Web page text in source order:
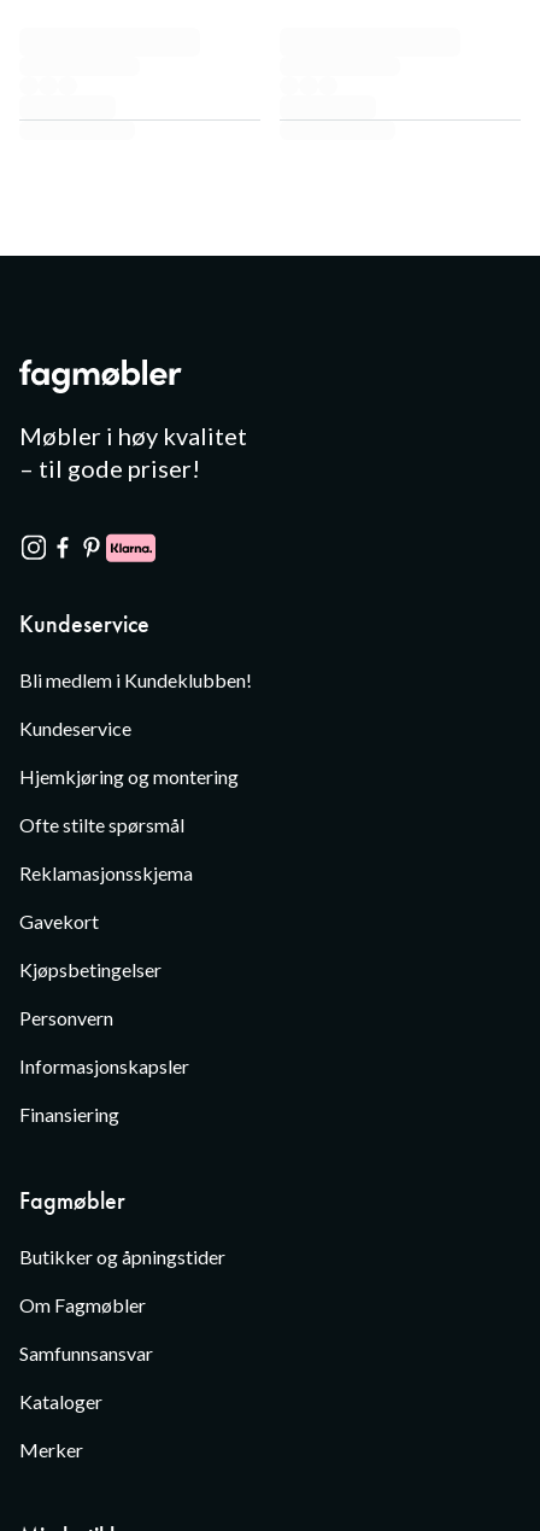
Møbler i høy kvalitet
– til gode priser!
Kundeservice
Bli medlem i Kundeklubben!
Kundeservice
Hjemkjøring og montering
Ofte stilte spørsmål
Reklamasjonsskjema
Gavekort
Kjøpsbetingelser
Personvern
Informasjonskapsler
Finansiering
Fagmøbler
Butikker og åpningstider
Om Fagmøbler
Samfunnsansvar
Kataloger
Merker